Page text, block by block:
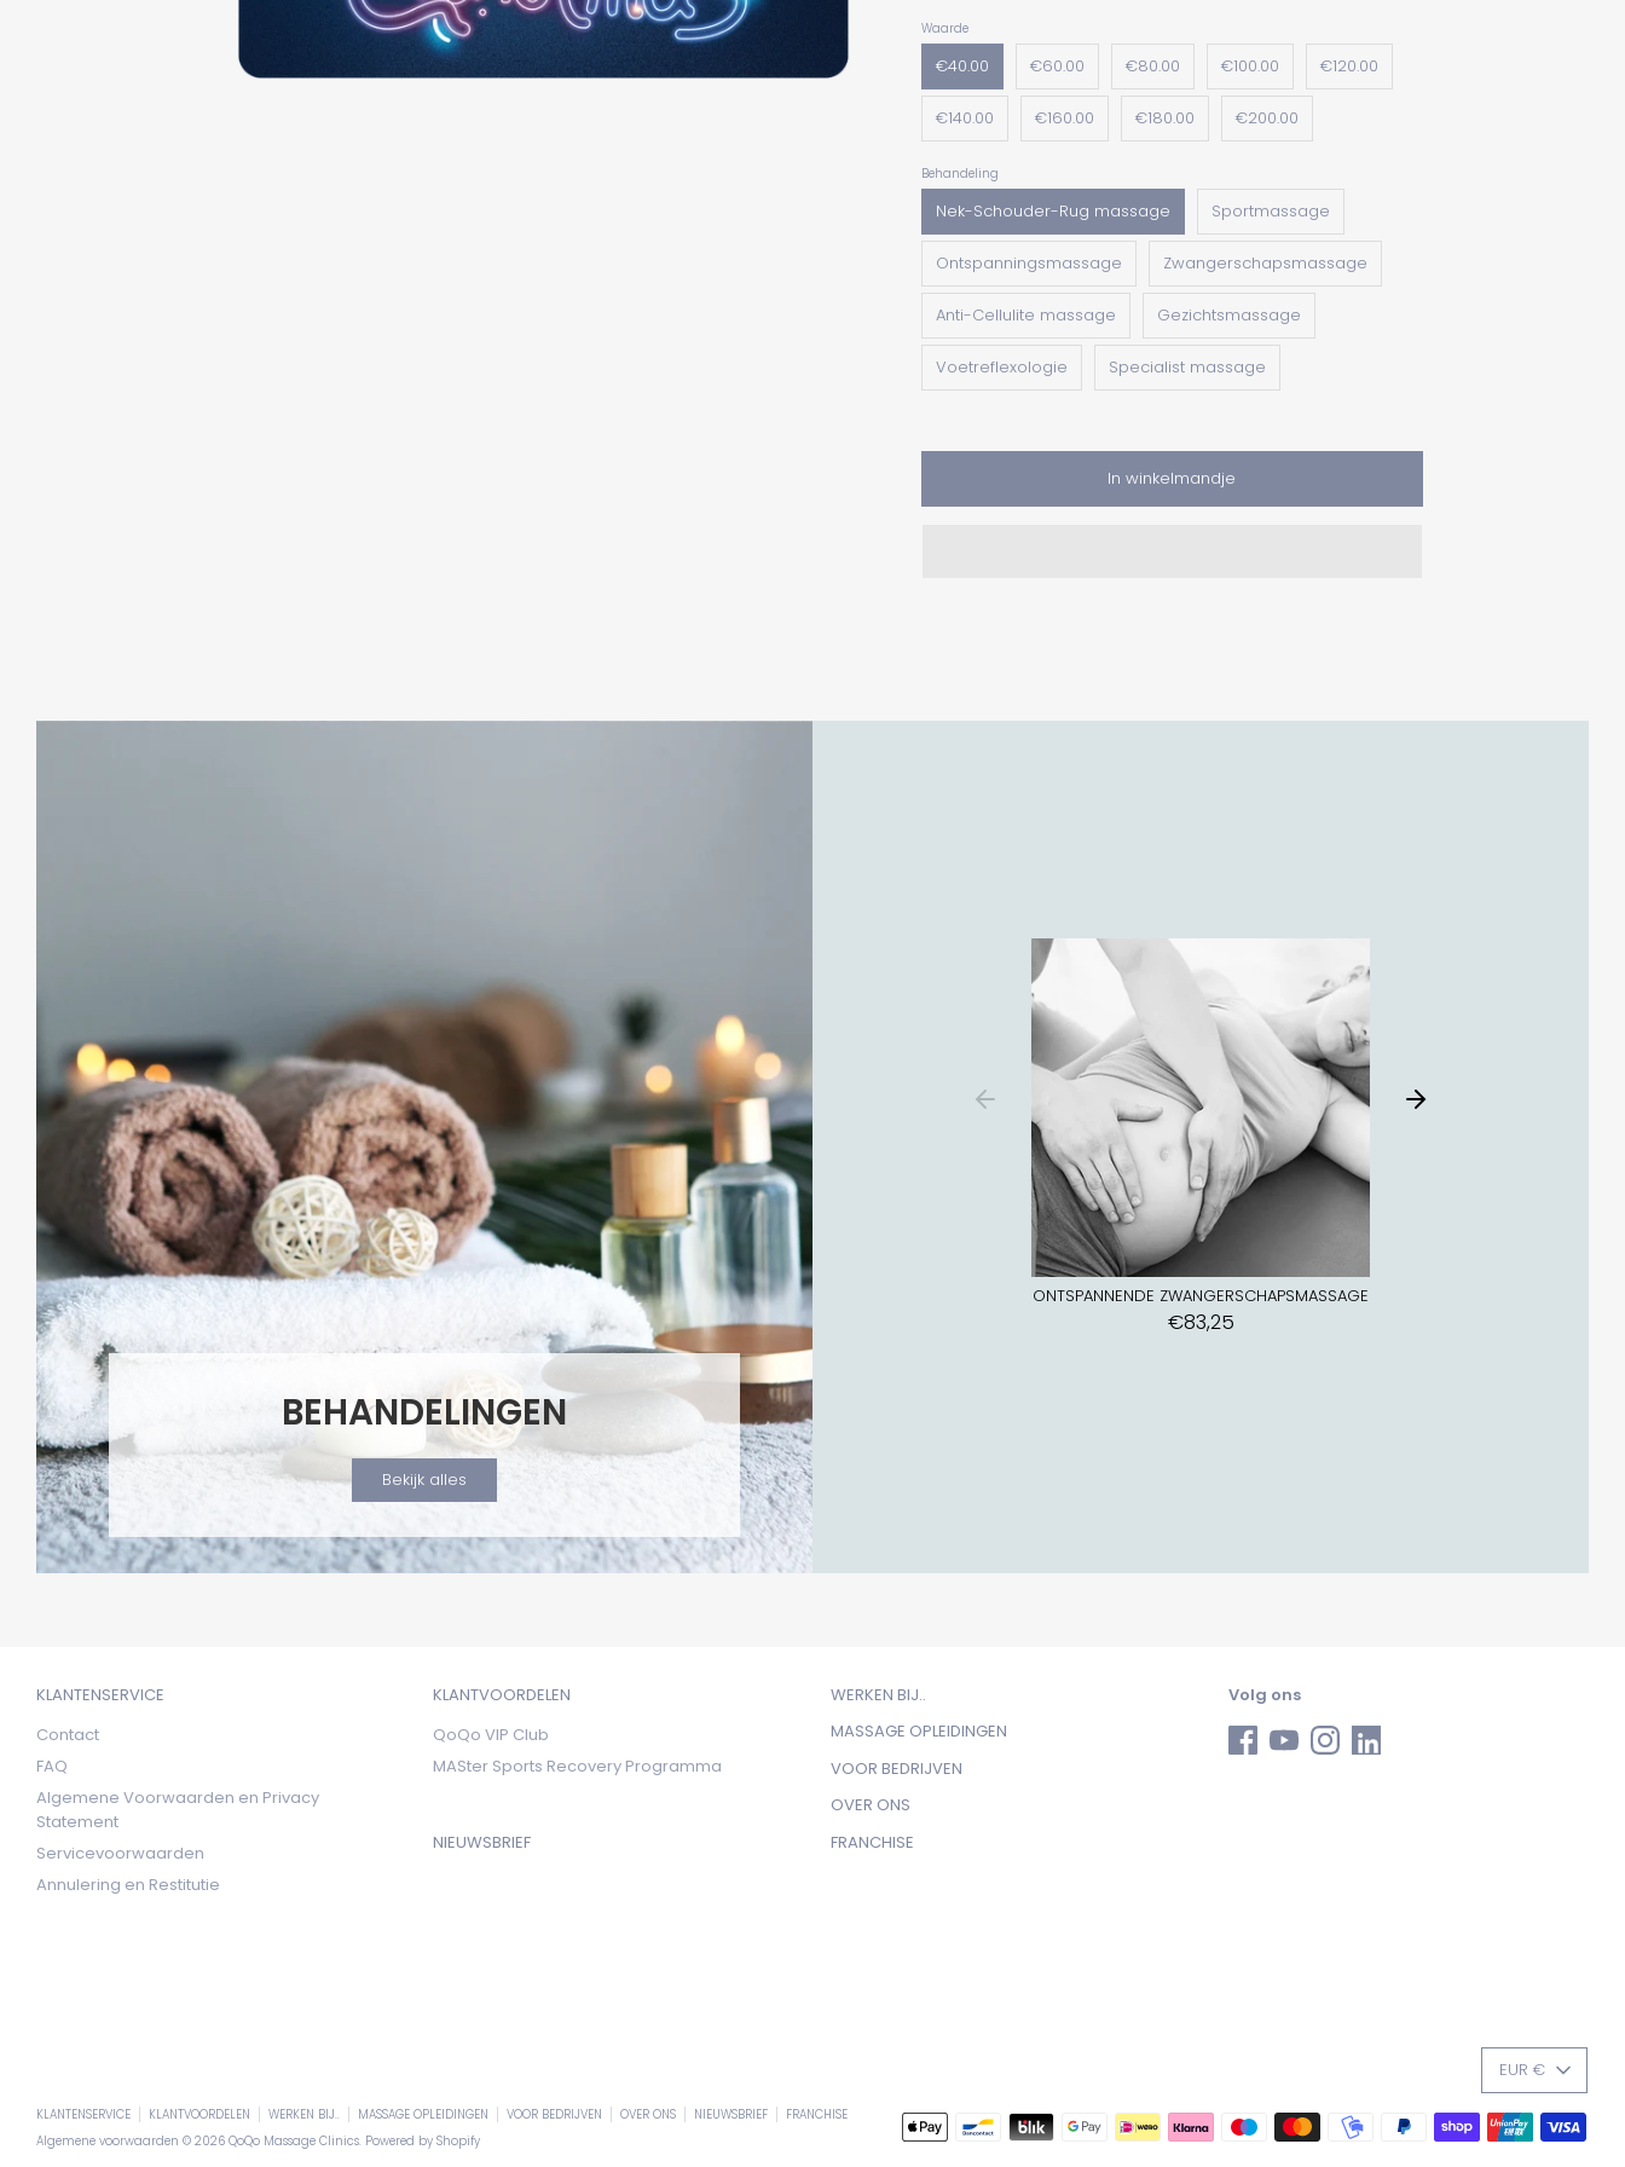
Waarde
€40.00 €60.00 €80.00 €100.00 €120.00
€140.00 €160.00 €180.00 €200.00
Behandeling
Nek-Schouder-Rug massage Sportmassage
Ontspanningsmassage Zwangerschapsmassage
Anti-Cellulite massage Gezichtsmassage
Voetreflexologie Specialist massage
In winkelmandje
BEHANDELINGEN
Bekijk alles
ONTSPANNENDE ZWANGERSCHAPSMASSAGE
€83,25
KLANTENSERVICE
Contact
FAQ
Algemene Voorwaarden en Privacy
Statement
Servicevoorwaarden
Annulering en Restitutie
KLANTVOORDELEN
QoQo VIP Club
MASter Sports Recovery Programma
WERKEN BIJ..
MASSAGE OPLEIDINGEN
VOOR BEDRIJVEN
OVER ONS
NIEUWSBRIEF
FRANCHISE
Volg ons
KLANTENSERVICE KLANTVOORDELEN WERKEN BIJ.. MASSAGE OPLEIDINGEN VOOR BEDRIJVEN OVER ONS NIEUWSBRIEF
FRANCHISE
Algemene voorwaarden © 2026 QoQo Massage Clinics. Powered by Shopify
VALUTA
EUR €
Geaccepteerde
betaalmethodes